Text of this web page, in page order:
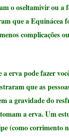
o oseltamivir ou a
que a Equinácea
complicações
erva pode fazer
que as
a gravidade do
a erva. Um
(como corrimento